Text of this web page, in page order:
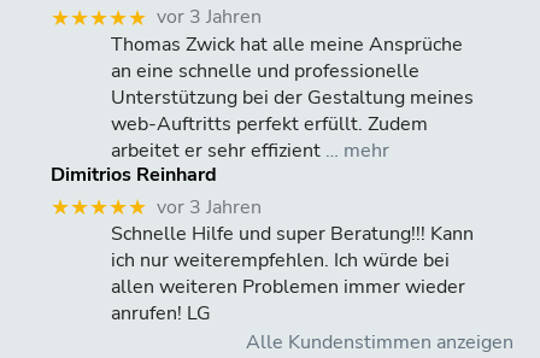
★★★★★ vor 3 Jahren
Thomas Zwick hat alle meine Ansprüche
an eine schnelle und professionelle
Unterstützung bei der Gestaltung meines
web-Auftritts perfekt erfüllt. Zudem
arbeitet er sehr effizient … mehr
Dimitrios Reinhard
★★★★★ vor 3 Jahren
Schnelle Hilfe und super Beratung!!! Kann
ich nur weiterempfehlen. Ich würde bei
allen weiteren Problemen immer wieder
anrufen! LG
Alle Kundenstimmen anzeigen